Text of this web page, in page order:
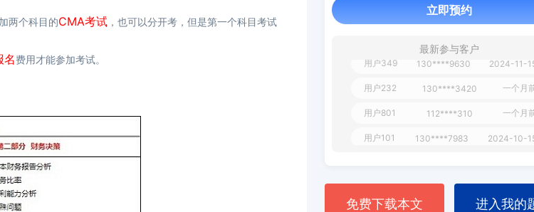
两个科目的CMA考试 ，也可以分开考，但是第一个科目考试
名费用才能参加考试。
立即预约
最新参与客户
130****8017
130****9630
用户279 130****8868 2024-08-
免费下载本文 进入我的